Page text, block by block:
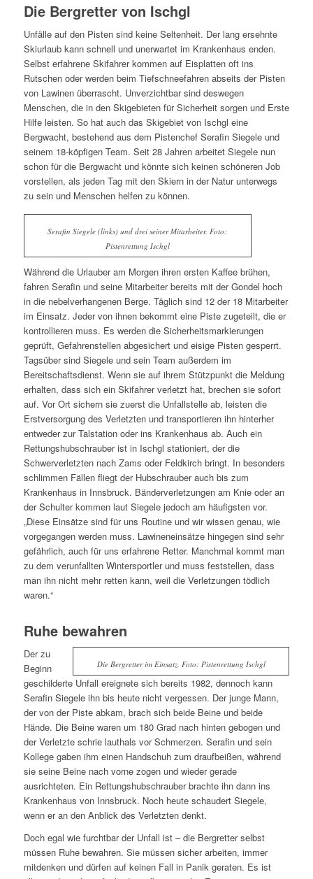
Die Bergretter von Ischgl
Unfälle auf den Pisten sind keine Seltenheit. Der lang ersehnte
Skiurlaub kann schnell und unerwartet im Krankenhaus enden.
Selbst erfahrene Skifahrer kommen auf Eisplatten oft ins
Rutschen oder werden beim Tiefschneefahren abseits der Pisten
von Lawinen überrascht. Unverzichtbar sind deswegen
Menschen, die in den Skigebieten für Sicherheit sorgen und Erste
Hilfe leisten. So hat auch das Skigebiet von Ischgl eine
Bergwacht, bestehend aus dem Pistenchef Serafin Siegele und
seinem 18-köpfigen Team. Seit 28 Jahren arbeitet Siegele nun
schon für die Bergwacht und könnte sich keinen schöneren Job
vorstellen, als jeden Tag mit den Skiern in der Natur unterwegs
zu sein und Menschen helfen zu können.
Serafin Siegele (links) und drei seiner Mitarbeiter. Foto:
Pistenrettung Ischgl
Während die Urlauber am Morgen ihren ersten Kaffee brühen,
fahren Serafin und seine Mitarbeiter bereits mit der Gondel hoch
in die nebelverhangenen Berge. Täglich sind 12 der 18 Mitarbeiter
im Einsatz. Jeder von ihnen bekommt eine Piste zugeteilt, die er
kontrollieren muss. Es werden die Sicherheitsmarkierungen
geprüft, Gefahrenstellen abgesichert und eisige Pisten gesperrt.
Tagsüber sind Siegele und sein Team außerdem im
Bereitschaftsdienst. Wenn sie auf ihrem Stützpunkt die Meldung
erhalten, dass sich ein Skifahrer verletzt hat, brechen sie sofort
auf. Vor Ort sichern sie zuerst die Unfallstelle ab, leisten die
Erstversorgung des Verletzten und transportieren ihn hinterher
entweder zur Talstation oder ins Krankenhaus ab. Auch ein
Rettungshubschrauber ist in Ischgl stationiert, der die
Schwerverletzten nach Zams oder Feldkirch bringt. In besonders
schlimmen Fällen fliegt der Hubschrauber auch bis zum
Krankenhaus in Innsbruck. Bänderverletzungen am Knie oder an
der Schulter kommen laut Siegele jedoch am häufigsten vor.
„Diese Einsätze sind für uns Routine und wir wissen genau, wie
vorgegangen werden muss. Lawineneinsätze hingegen sind sehr
gefährlich, auch für uns erfahrene Retter. Manchmal kommt man
zu dem verunfallten Wintersportler und muss feststellen, dass
man ihn nicht mehr retten kann, weil die Verletzungen tödlich
waren.“
Ruhe bewahren
Die Bergretter im Einsatz. Foto: Pistenrettung Ischgl
Der zu
Beginn
geschilderte Unfall ereignete sich bereits 1982, dennoch kann
Serafin Siegele ihn bis heute nicht vergessen. Der junge Mann,
der von der Piste abkam, brach sich beide Beine und beide
Hände. Die Beine waren um 180 Grad nach hinten gebogen und
der Verletzte schrie lauthals vor Schmerzen. Serafin und sein
Kollege gaben ihm einen Handschuh zum draufbeißen, während
sie seine Beine nach vorne zogen und wieder gerade
ausrichteten. Ein Rettungshubschrauber brachte ihn dann ins
Krankenhaus von Innsbruck. Noch heute schaudert Siegele,
wenn er an den Anblick des Verletzten denkt.
Doch egal wie furchtbar der Unfall ist – die Bergretter selbst
müssen Ruhe bewahren. Sie müssen sicher arbeiten, immer
mitdenken und dürfen auf keinen Fall in Panik geraten. Es ist